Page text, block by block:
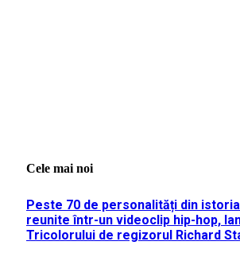
Cele mai noi
Peste 70 de personalități din
reunite într-un videoclip hip-hop,
Tricolorului de regizorul Richard